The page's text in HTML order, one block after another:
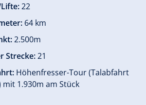
22
64 km
2.500m
Strecke:21
Höhenfresser-Tour (Talabfahrt
mit 1.930m am Stück